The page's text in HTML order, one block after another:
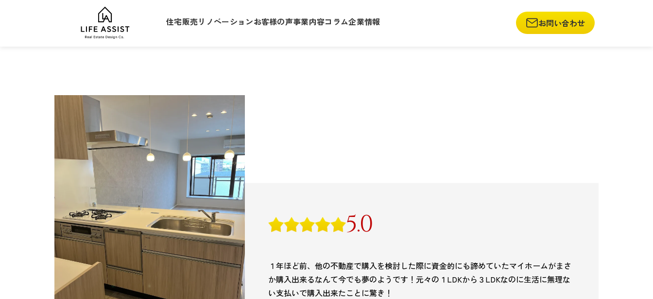
住宅販売リノベーションお客様の声事業内容コラム企業情報 お問い合わせ
5.0
１年ほど前、他の不動産で購入を検討した際に資金的にも諦めていたマイホームがまさ
か購入出来るなんて今でも夢のようです！元々の１LDKから３LDKなのに生活に無理な
い支払いで購入出来たことに驚き！